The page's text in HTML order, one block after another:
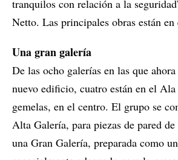
tranquilos con relación a la
Netto. Las principales obras están
Una gran galería
De las ocho galerías en las que
nuevo edificio, cuatro están en el Ala
gemelas, en el centro. El grupo se
Alta Galería, para piezas de pared
una Gran Galería, preparada como